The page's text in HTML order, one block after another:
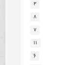
۲
۸
۷
۱۱
۶